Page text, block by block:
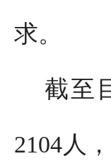
求。
截至
2104人